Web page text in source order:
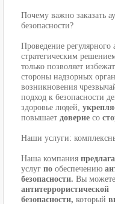
Почему важно заказать
безопасности?
Проведение регулярного
стратегическим
только позволяет
стороны надзорных
возникновения
подход к безопасности
здоровье людей,
повышает доверие со
Наши услуги:
Наша компания
услуг по обеспечению
безопасности. Вы можете
антитеррористической
безопасности, который